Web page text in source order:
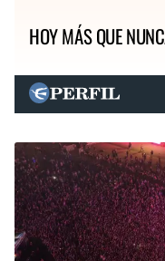
HOY MÁS QUE